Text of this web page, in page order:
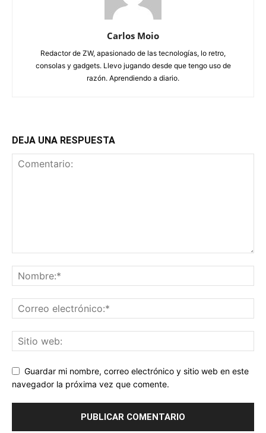
Carlos Moio
Redactor de ZW, apasionado de las tecnologías, lo retro,
consolas y gadgets. Llevo jugando desde que tengo uso de
razón. Aprendiendo a diario.
DEJA UNA RESPUESTA
Guardar mi nombre, correo electrónico y sitio web en este
navegador la próxima vez que comente.